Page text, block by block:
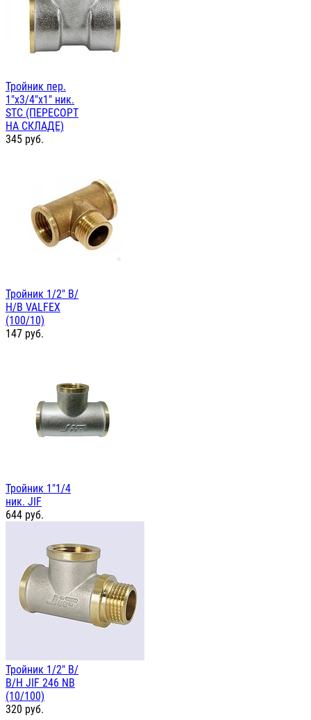
Тройник пер.
1"х3/4"х1" ник.
STC (ПЕРЕСОРТ
НА СКЛАДЕ)
345 руб.
Тройник 1/2" В/
Н/В VALFEX
(100/10)
147 руб.
Тройник 1"1/4
ник. JIF
644 руб.
Тройник 1/2" В/
В/Н JIF 246 NB
(10/100)
320 руб.